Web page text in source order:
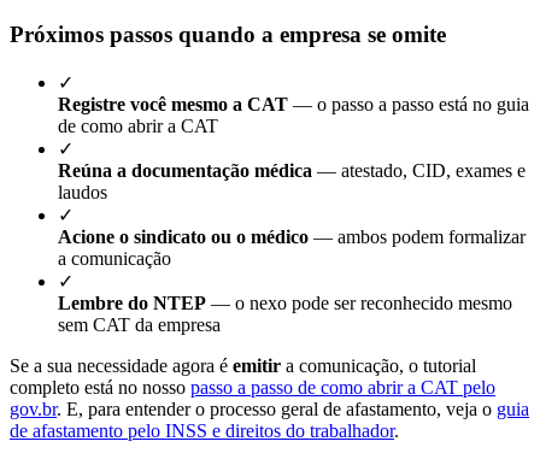
Próximos passos quando a empresa se omite
✓
Registre você mesmo a CAT — o passo a passo está no guia
de como abrir a CAT
✓
Reúna a documentação médica — atestado, CID, exames e
laudos
✓
Acione o sindicato ou o médico — ambos podem formalizar
a comunicação
✓
Lembre do NTEP — o nexo pode ser reconhecido mesmo
sem CAT da empresa
Se a sua necessidade agora é emitir a comunicação, o tutorial
completo está no nosso passo a passo de como abrir a CAT pelo
gov.br. E, para entender o processo geral de afastamento, veja o guia
de afastamento pelo INSS e direitos do trabalhador.